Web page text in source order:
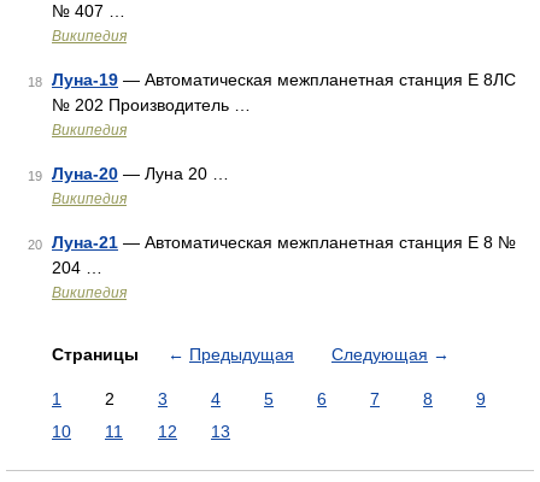
№ 407 …
Википедия
18 Луна-19 — Автоматическая межпланетная станция Е 8ЛС
№ 202 Производитель …
Википедия
19 Луна-20 — Луна 20 …
Википедия
20 Луна-21 — Автоматическая межпланетная станция Е 8 №
204 …
Википедия
Страницы ← Предыдущая Следующая →
1 2 3 4 5 6 7 8
9
10
11 12 13